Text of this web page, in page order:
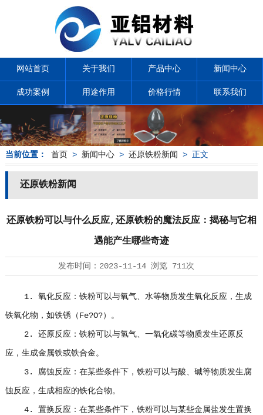
网站首页 关于我们 产品中心 新闻中心
成功案例 用途作用 价格行情 联系我们
当前位置： 首页 > 新闻中心> 还原铁粉新闻 > 正文
还原铁粉新闻
还原铁粉可以与什么反应,还原铁粉的魔法反应：揭秘与它相
遇能产生哪些奇迹
发布时间： 2023-11-14浏览 711次
1. 氧化反应：铁粉可以与氧气、水等物质发生氧化反应，生成
铁氧化物，如铁锈（Fe?O?）。
2. 还原反应：铁粉可以与氢气、一氧化碳等物质发生还原反
应，生成金属铁或铁合金。
3. 腐蚀反应：在某些条件下，铁粉可以与酸、碱等物质发生腐
蚀反应，生成相应的铁化合物。
4. 置换反应：在某些条件下，铁粉可以与某些金属盐发生置换